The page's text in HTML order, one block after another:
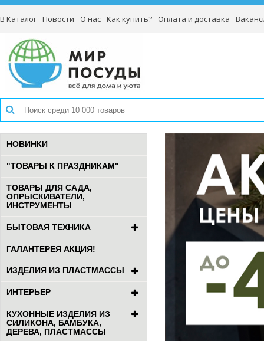
В Каталог Новости О нас Как купить? Оплата и доставка
НОВИНКИ
"ТОВАРЫ К ПРАЗДНИКАМ"
ТОВАРЫ ДЛЯ САДА,
ОПРЫСКИВАТЕЛИ,
ИНСТРУМЕНТЫ
БЫТОВАЯ ТЕХНИКА
ГАЛАНТЕРЕЯ АКЦИЯ!
ИЗДЕЛИЯ ИЗ ПЛАСТМАССЫ
ИНТЕРЬЕР
КУХОННЫЕ ИЗДЕЛИЯ ИЗ
СИЛИКОНА, БАМБУКА,
ДЕРЕВА, ПЛАСТМАССЫ